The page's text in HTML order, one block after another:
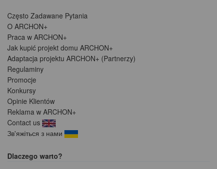
Często Zadawane Pytania
O ARCHON+
Praca w ARCHON+
Jak kupić projekt domu ARCHON+
Adaptacja projektu ARCHON+ (Partnerzy)
Regulaminy
Promocje
Konkursy
Opinie Klientów
Reklama w ARCHON+
Contact us
Зв'яжіться з нами
Dlaczego warto?